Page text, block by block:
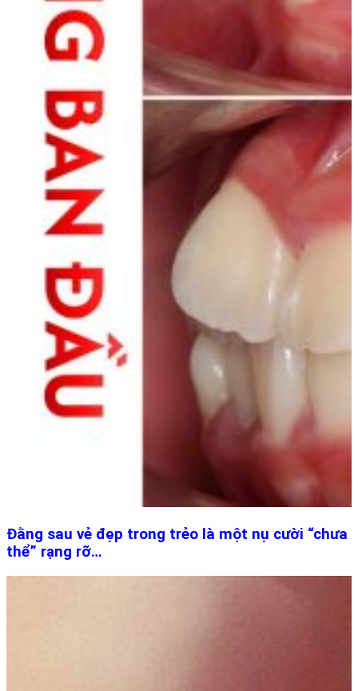
Đằng sau vẻ đẹp trong trẻo là một nụ cười “chưa
thể” rạng rỡ…